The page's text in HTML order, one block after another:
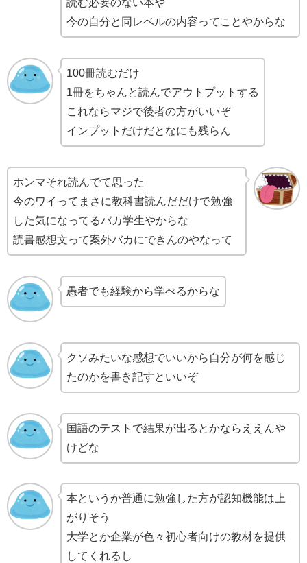
読む必要のない本や
今の自分と同レベルの内容ってことやからな
100冊読むだけ
1冊をちゃんと読んでアウトプットする
これならマジで後者の方がいいぞ
インプットだけだとなにも残らん
ホンマそれ読んでて思った
今のワイってまさに教科書読んだだけで勉強
した気になってるバカ学生やからな
読書感想文って案外バカにできんのやなって
愚者でも経験から学べるからな
クソみたいな感想でいいから自分が何を感じ
たのかを書き記すといいぞ
国語のテストで結果が出るとかならええんや
けどな
本というか普通に勉強した方が認知機能は上
がりそう
大学とか企業が色々初心者向けの教材を提供
してくれるし